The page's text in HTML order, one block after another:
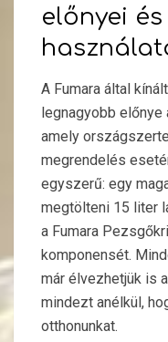
előnyei
A Fumara által
legnagyobb
amely
megrendelés
egyszerű: egy
megtölteni 15 liter
a Fumara
komponensét.
már élvezhetjük is
mindezt anélkül,
otthonunkat.